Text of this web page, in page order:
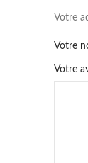
Votre
Votre
Votre